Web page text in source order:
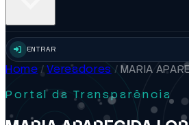
ENTRAR
Home / Vereadores /MARIA
Portal da Transparência